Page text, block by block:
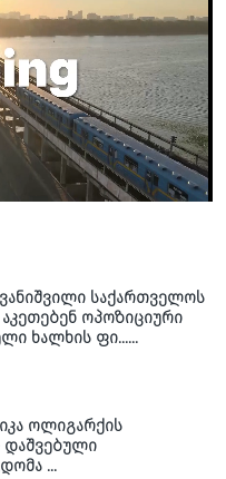
საქართველოს
ოპოზიციური
ხალხის ფი......
ოლიგარქის
...